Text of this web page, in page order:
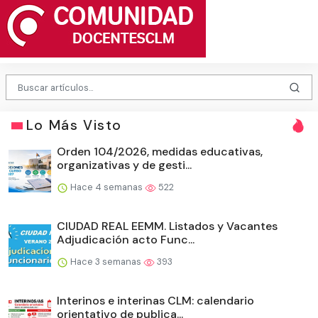
Lo Más Visto
Orden 104/2026, medidas educativas,
organizativas y de gesti...
Hace 4 semanas 522
CIUDAD REAL EEMM. Listados y Vacantes
Adjudicación acto Func...
Hace 3 semanas 393
Interinos e interinas CLM: calendario
orientativo de publica...